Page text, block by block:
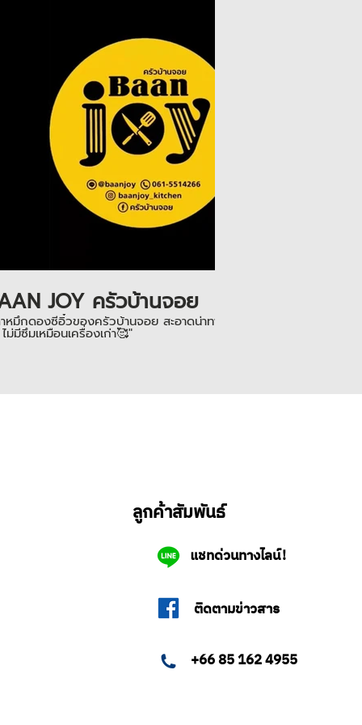
JOY ครัวบ้านจอย
หมึกดองซีอิ๋วของครัวบ้านจอย สะอาดน่าทานมากๆ ใช้เครื่องปิดฝากระป๋อง รุ่น
ม่มีซึมเหมือนเครื่องเก่า🥰"
ลูกค้าสัมพันธ์
แชทด่วนทางไลน์!
ติดตามข่าวสาร
+66 85 162 4955